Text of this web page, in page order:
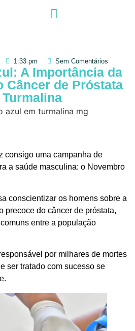
1:33 pm Sem Comentários
A Importância da
Câncer de Próstata
Turmalina
consigo uma campanha de
a saúde masculina: o Novembro
conscientizar os homens sobre a
precoce do câncer de próstata,
entre a população
por milhares de mortes
ser tratado com sucesso se